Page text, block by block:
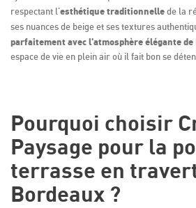
respectant l'esthétique traditionnellede la
ses nuances de beige et ses textures
parfaitement avec l'atmosphère élégante de
espace de vie en plein air où il fait bon se
Pourquoi choisir
Paysage pour la
terrasse en
Bordeaux ?